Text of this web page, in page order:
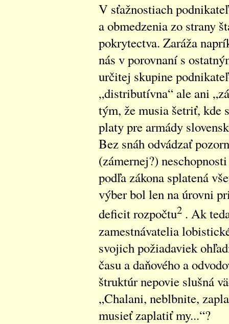
V sťažnostiach
a obmedzenia zo strany
pokrytectva. Zaráža
nás v porovnaní s
určitej skupine
„distributívna“ ale ani
tým, že musia šetriť, kde
platy pre armády
Bez snáh odvádzať
(zámernej?)
podľa zákona splatená
výber bol len na úrovni
deficit rozpočtu2. Ak
zamestnávatelia
svojich požiadaviek
času a daňového a
štruktúr nepovie slušná
„Chalani, neblbnite,
musieť zaplatiť my...“?